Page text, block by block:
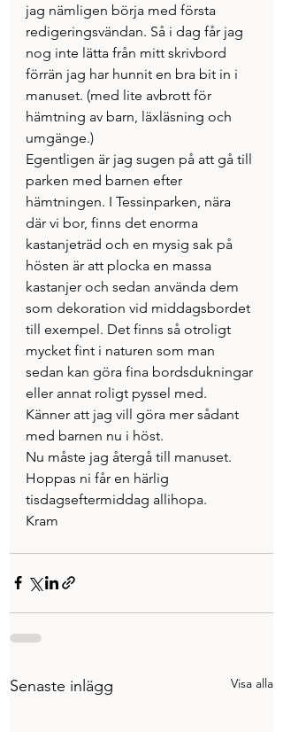
jag nämligen börja med första
redigeringsvändan. Så i dag får jag
nog inte lätta från mitt skrivbord
förrän jag har hunnit en bra bit in i
manuset. (med lite avbrott för
hämtning av barn, läxläsning och
umgänge.)
Egentligen är jag sugen på att gå till
parken med barnen efter
hämtningen. I Tessinparken, nära
där vi bor, finns det enorma
kastanjeträd och en mysig sak på
hösten är att plocka en massa
kastanjer och sedan använda dem
som dekoration vid middagsbordet
till exempel. Det finns så otroligt
mycket fint i naturen som man
sedan kan göra fina bordsdukningar
eller annat roligt pyssel med.
Känner att jag vill göra mer sådant
med barnen nu i höst.
Nu måste jag återgå till manuset.
Hoppas ni får en härlig
tisdagseftermiddag allihopa.
Kram
Senaste inlägg Visa alla